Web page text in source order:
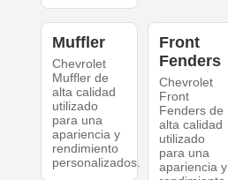
Muffler
Chevrolet
Muffler de
alta calidad
utilizado
para una
apariencia y
rendimiento
personalizados.
Front
Fenders
Chevrolet
Front
Fenders de
alta calidad
utilizado
para una
apariencia y